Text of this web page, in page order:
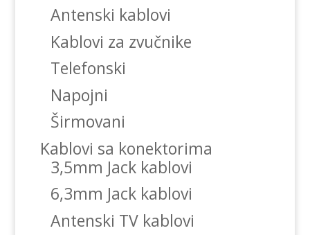
Antenski kablovi
Kablovi za zvučnike
Telefonski
Napojni
Širmovani
Kablovi sa konektorima
3,5mm Jack kablovi
6,3mm Jack kablovi
Antenski TV kablovi